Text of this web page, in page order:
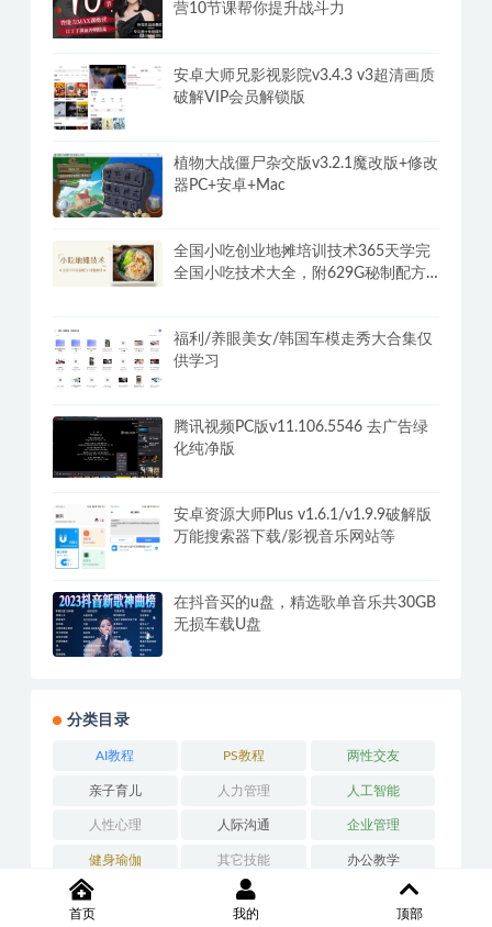
营10节课帮你提升战斗力
安卓大师兄影视影院v3.4.3 v3超清画质
破解VIP会员解锁版
植物大战僵尸杂交版v3.2.1魔改版+修改
器PC+安卓+Mac
全国小吃创业地摊培训技术365天学完
全国小吃技术大全，附629G秘制配方
福利/养眼美女/韩国车模走秀大合集仅
供学习
腾讯视频PC版v11.106.5546 去广告绿
化纯净版
安卓资源大师Plus v1.6.1/v1.9.9破解版
万能搜索器下载/影视音乐网站等
在抖音买的u盘，精选歌单音乐共30GB
无损车载U盘
分类目录
AI教程 PS教程 两性交友
亲子育儿 人力管理 人工智能
人性心理 人际沟通 企业管理
健身瑜伽 其它技能 办公教学
医学技能 吉他学习
首页 我的 顶部